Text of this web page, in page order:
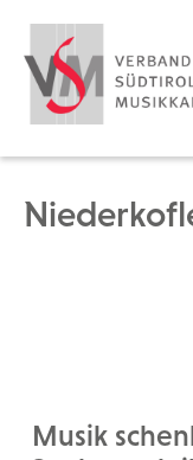
Musik